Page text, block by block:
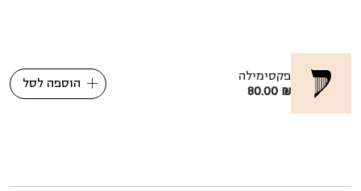
פקסימילה
80.00 ₪ הוספה לסל